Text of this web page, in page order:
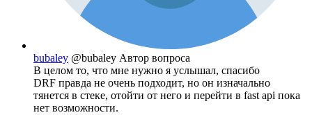
bubaley @bubaley Автор вопроса
В целом то, что мне нужно я услышал, спасибо
DRF правда не очень подходит, но он изначально
тянется в стеке, отойти от него и перейти в fast api пока
нет возможности.